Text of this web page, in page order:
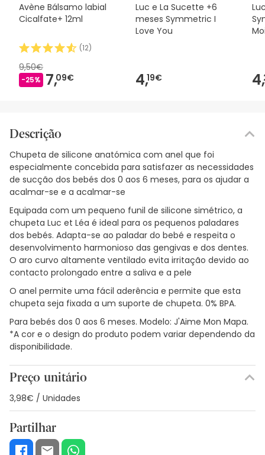
Avène Bálsamo labial
Cicalfate+ 12ml
(12)
9,50€
-25% 7,09€
Luc e La Sucette +6
meses Symmetric I
Love You
4,19€ 4,
Descrição
Chupeta de silicone anatómica com anel que foi
especialmente concebida para satisfazer as necessidades
de sucção dos bebés dos 0 aos 6 meses, para os ajudar a
acalmar-se e a acalmar-se
Equipada com um pequeno funil de silicone simétrico, a
chupeta Luc et Léa é ideal para os pequenos paladares
dos bebés. Adapta-se ao paladar do bebé e respeita o
desenvolvimento harmonioso das gengivas e dos dentes.
O aro curvo altamente ventilado evita irritação devido ao
contacto prolongado entre a saliva e a pele
O anel permite uma fácil aderência e permite que esta
chupeta seja fixada a um suporte de chupeta. 0% BPA.
Para bebés dos 0 aos 6 meses. Modelo: J'Aime Mon Mapa.
*A cor e o design do produto podem variar dependendo da
disponibilidade.
Preço unitário
3,98€ / Unidades
Partilhar